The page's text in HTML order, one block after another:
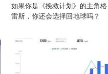
如果你是《挽救计划》的主角格
雷斯，你还会选择回地球吗？